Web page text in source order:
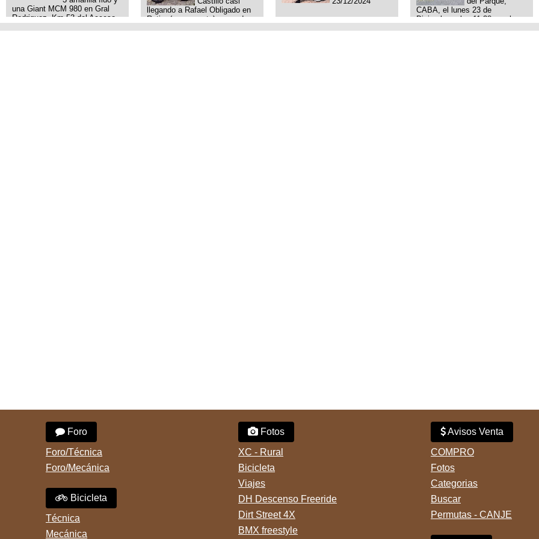
una Giant MCM 980 en Gral
Rodriguez. Km 53 del Acceso
llegando a Rafael Obligado en
Retiro (zona puerto) a eso de
CABA, el lunes 23 de
Diciembre a las 11:38 am, hay
Foro
Foro/Técnica
Foro/Mecánica
Bicicleta
Técnica
Mecánica
Fotos
XC - Rural
Bicicleta
Viajes
DH Descenso Freeride
Dirt Street 4X
BMX freestyle
Avisos Venta
COMPRO
Fotos
Categorias
Buscar
Permutas - CANJE